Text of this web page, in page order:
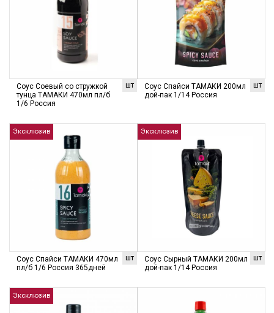
шт
Соус Соевый со стружкой
тунца ТАМАКИ 470мл пл/б
1/6 Россия
шт
Соус Спайси ТАМАКИ 200мл
дой-пак 1/14 Россия
Эксклюзив
шт
Соус Спайси ТАМАКИ 470мл
пл/б 1/6 Россия 365дней
Эксклюзив
шт
Соус Сырный ТАМАКИ 200мл
дой-пак 1/14 Россия
Эксклюзив